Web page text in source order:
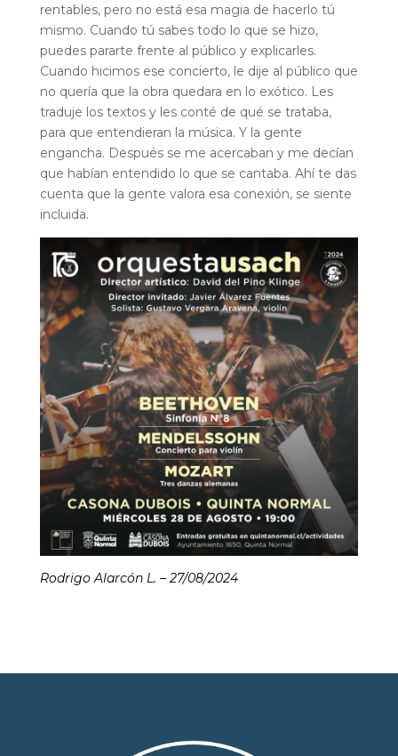
rentables, pero no está esa magia de hacerlo tú
mismo. Cuando tú sabes todo lo que se hizo,
puedes pararte frente al público y explicarles.
Cuando hicimos ese concierto, le dije al público que
no quería que la obra quedara en lo exótico. Les
traduje los textos y les conté de qué se trataba,
para que entendieran la música. Y la gente
engancha. Después se me acercaban y me decían
que habían entendido lo que se cantaba. Ahí te das
cuenta que la gente valora esa conexión, se siente
incluida.
Rodrigo Alarcón L. – 27/08/2024